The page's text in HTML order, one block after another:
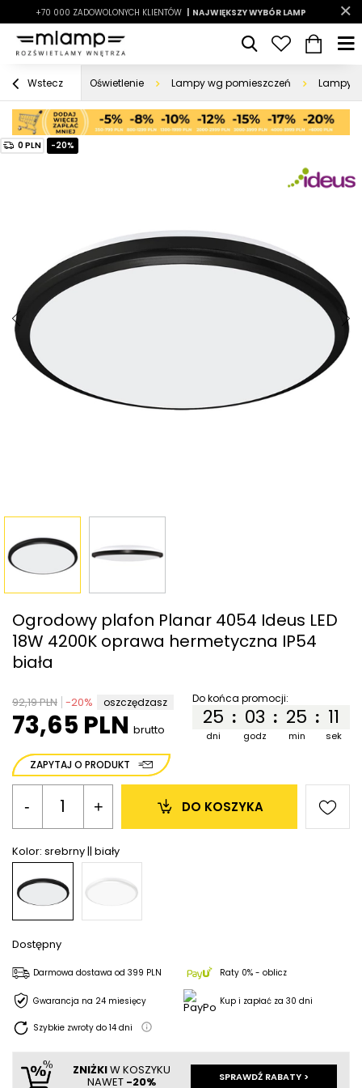
-7% LATO7
+70 000 ZADOWOLONYCH KLIENTÓW | NAJWIĘKSZY WYBÓR LAMP
| |
Wstecz Oświetlenie Lampy wg pomieszczeń Lampy
0 PLN -20%
Ogrodowy plafon Planar 4054 Ideus LED
18W 4200K oprawa hermetyczna IP54
biała
92,19 PLN -20% oszczędzasz
73,65 PLN brutto
Do końca promocji:
:
dni
25 :
godz
03 :
min
25
sek
11
ZAPYTAJ O PRODUKT
Kolor: srebrny || biały
- + DO KOSZYKA
Dostępny
Darmowa dostawa od 399 PLN Raty 0% - oblicz
Gwarancja na 24 miesięcy Kup i zapłać za 30 dni
Szybkie zwroty do 14 dni
ZNIŻKIW KOSZYKU
NAWET -20% SPRAWDŹ RABATY >